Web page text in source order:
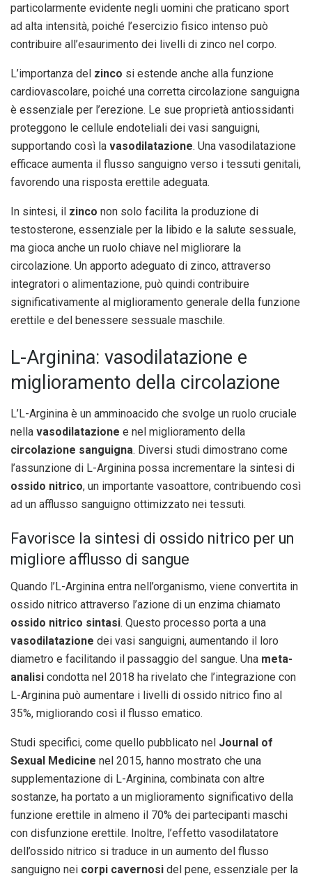
particolarmente evidente negli uomini che praticano sport
ad alta intensità, poiché l’esercizio fisico intenso può
contribuire all’esaurimento dei livelli di zinco nel corpo.
L’importanza del zinco si estende anche alla funzione
cardiovascolare, poiché una corretta circolazione sanguigna
è essenziale per l’erezione. Le sue proprietà antiossidanti
proteggono le cellule endoteliali dei vasi sanguigni,
supportando così la vasodilatazione. Una vasodilatazione
efficace aumenta il flusso sanguigno verso i tessuti genitali,
favorendo una risposta erettile adeguata.
In sintesi, il zinco non solo facilita la produzione di
testosterone, essenziale per la libido e la salute sessuale,
ma gioca anche un ruolo chiave nel migliorare la
circolazione. Un apporto adeguato di zinco, attraverso
integratori o alimentazione, può quindi contribuire
significativamente al miglioramento generale della funzione
erettile e del benessere sessuale maschile.
L-Arginina: vasodilatazione e
miglioramento della circolazione
L’L-Arginina è un amminoacido che svolge un ruolo cruciale
nella vasodilatazione e nel miglioramento della
circolazione sanguigna. Diversi studi dimostrano come
l’assunzione di L-Arginina possa incrementare la sintesi di
ossido nitrico, un importante vasoattore, contribuendo così
ad un afflusso sanguigno ottimizzato nei tessuti.
Favorisce la sintesi di ossido nitrico per un
migliore afflusso di sangue
Quando l’L-Arginina entra nell’organismo, viene convertita in
ossido nitrico attraverso l’azione di un enzima chiamato
ossido nitrico sintasi. Questo processo porta a una
vasodilatazione dei vasi sanguigni, aumentando il loro
diametro e facilitando il passaggio del sangue. Una meta-
analisi condotta nel 2018 ha rivelato che l’integrazione con
L-Arginina può aumentare i livelli di ossido nitrico fino al
35%, migliorando così il flusso ematico.
Studi specifici, come quello pubblicato nel Journal of
Sexual Medicine nel 2015, hanno mostrato che una
supplementazione di L-Arginina, combinata con altre
sostanze, ha portato a un miglioramento significativo della
funzione erettile in almeno il 70% dei partecipanti maschi
con disfunzione erettile. Inoltre, l’effetto vasodilatatore
dell’ossido nitrico si traduce in un aumento del flusso
sanguigno nei corpi cavernosi del pene, essenziale per la